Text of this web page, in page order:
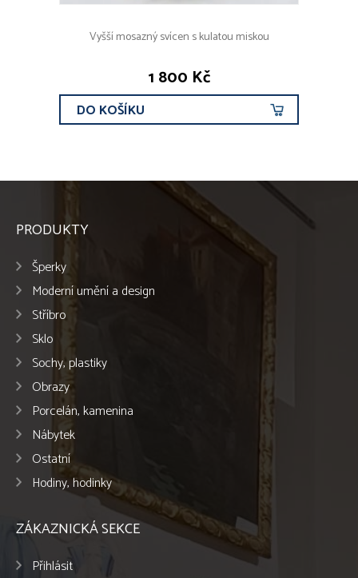
Vyšší mosazný svícen s kulatou miskou
1 800 Kč
DO KOŠÍKU
PRODUKTY
Šperky
Moderní umění a design
Stříbro
Sklo
Sochy, plastiky
Obrazy
Porcelán, kamenina
Nábytek
Ostatní
Hodiny, hodinky
ZÁKAZNICKÁ SEKCE
Přihlásit